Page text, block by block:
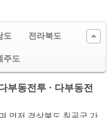
도
전라북도
주도
부동전투 · 다부동전
먼저 경상북도 칠곡군 가